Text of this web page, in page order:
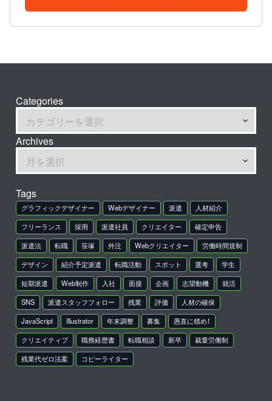
Categories
Archives
Tags
グラフィックデザイナー Webデザイナー 派遣
人材紹介
フリーランス
採用 派遣社員 クリエイター
確定申告
派遣法
転職 笹塚 外注 Webクリエイター
労働時間規制
デザイン
紹介予定派遣 転職活動 スポット 選考
学生
短期派遣
Web制作 入社 面接 企画 志望動機
就活
SNS
派遣スタッフフォロー 残業 評価
人材の確保
JavaScript
Illustrator 年末調整 募集
愚直に積め！
クリエイティブ
職務経歴書 転職相談 新卒
裁量労働制
残業代ゼロ法案
コピーライター